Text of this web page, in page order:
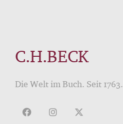
C.H.BECK
Die Welt im Buch. Seit 1763.